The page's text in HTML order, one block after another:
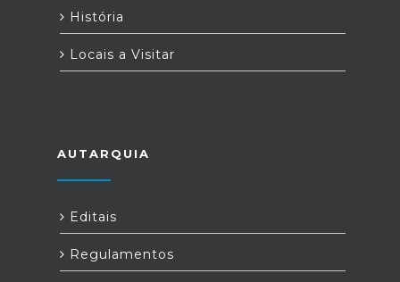
História
Locais a Visitar
AUTARQUIA
Editais
Regulamentos